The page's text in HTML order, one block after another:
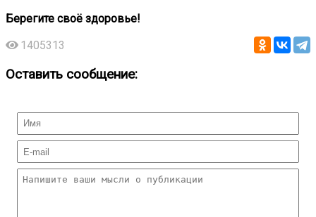
Берегите своё здоровье!
1405313
Оставить сообщение: